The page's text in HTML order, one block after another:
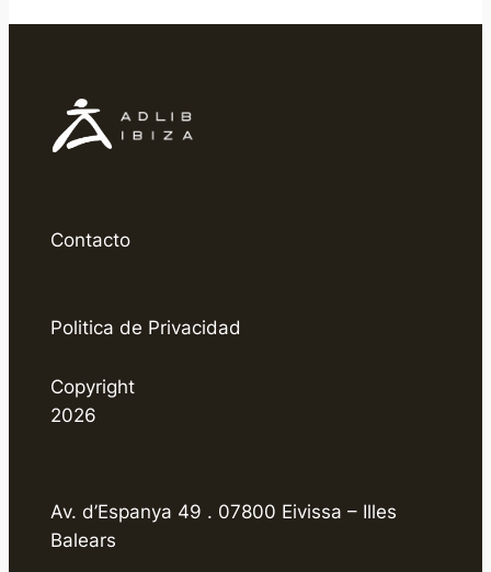
Contacto
Politica de Privacidad
Copyright
2026
Av. d’Espanya 49 . 07800 Eivissa – Illes
Balears